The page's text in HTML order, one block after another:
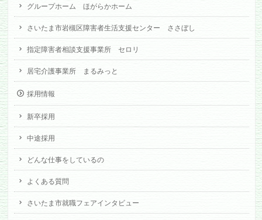
グループホーム ほがらかホーム
さいたま市岩槻区障害者生活支援センター ささぼし
指定障害者相談支援事業所 セロリ
居宅介護事業所 まるみっと
採用情報
新卒採用
中途採用
どんな仕事をしているの
よくある質問
さいたま市就職フェアインタビュー